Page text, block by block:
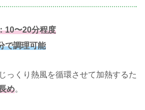
10〜20分程度
で調理可能
っくり熱風を循環させて加熱するた
め。